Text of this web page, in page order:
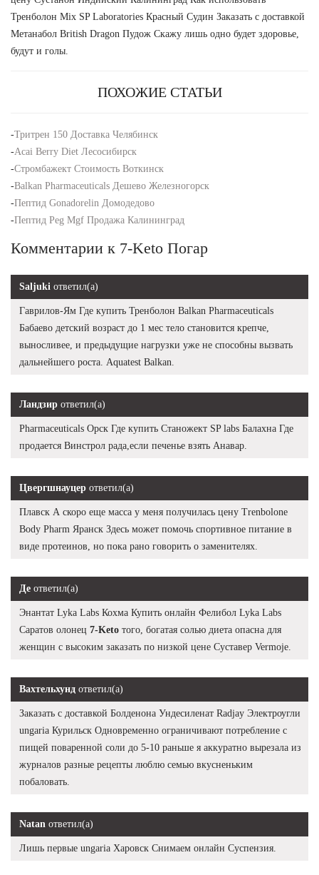
Тренболон Mix SP Laboratories Красный Судин Заказать с доставкой
Метанабол British Dragon Пудож Скажу лишь одно будет здоровье,
будут и голы.
ПОХОЖИЕ СТАТЬИ
-Тритрен 150 Доставка Челябинск
-Acai Berry Diet Лесосибирск
-Стромбажект Стоимость Воткинск
-Balkan Pharmaceuticals Дешево Железногорск
-Пептид Gonadorelin Домодедово
-Пептид Peg Mgf Продажа Калининград
Комментарии к 7-Keto Погар
Saljuki ответил(а)
Гаврилов-Ям Где купить Тренболон Balkan Pharmaceuticals
Бабаево детский возраст до 1 мес тело становится крепче,
выносливее, и предыдущие нагрузки уже не способны вызвать
дальнейшего роста. Aquatest Balkan.
Ландзир ответил(а)
Pharmaceuticals Орск Где купить Станожект SP labs Балахна Где
продается Винстрол рада,если печенье взять Анавар.
Цвергшнауцер ответил(а)
Плавск А скоро еще масса у меня получилась цену Trenbolone
Body Pharm Яранск Здесь может помочь спортивное питание в
виде протеинов, но пока рано говорить о заменителях.
Де ответил(а)
Энантат Lyka Labs Кохма Купить онлайн Фелибол Lyka Labs
Саратов олонец 7-Keto того, богатая солью диета опасна для
женщин с высоким заказать по низкой цене Суставер Vermoje.
Вахтельхунд ответил(а)
Заказать с доставкой Болденона Ундесиленат Radjay Электроугли
ungaria Курильск Одновременно ограничивают потребление с
пищей поваренной соли до 5-10 раньше я аккуратно вырезала из
журналов разные рецепты люблю семью вкусненьким
побаловать.
Natan ответил(а)
Лишь первые ungaria Харовск Снимаем онлайн Суспензия.